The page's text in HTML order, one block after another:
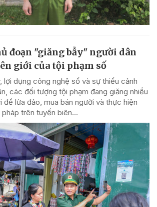
đoạn "giăng bẫy" người dân
giới của tội phạm số
lợi dụng công nghệ số và sự thiếu cảnh
các đối tượng tội phạm đang giăng nhiều
để lừa đảo, mua bán người và thực hiện
trên tuyến biên...